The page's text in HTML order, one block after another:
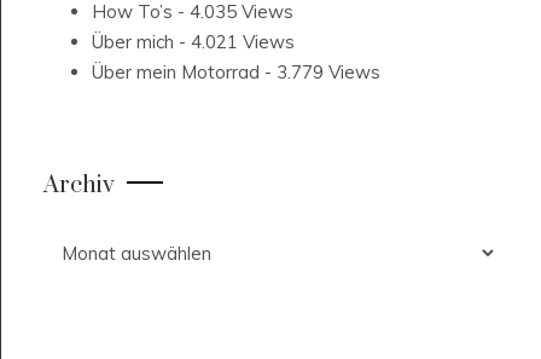
How To’s - 4.035 Views
Über mich - 4.021 Views
Über mein Motorrad - 3.779 Views
Archiv